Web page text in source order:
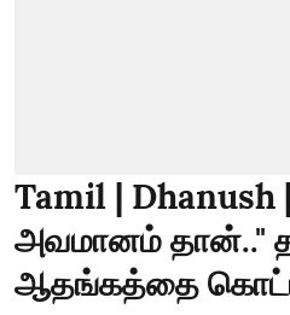
Tamil |
அவமானம் தான்.."
ஆதங்கத்தை